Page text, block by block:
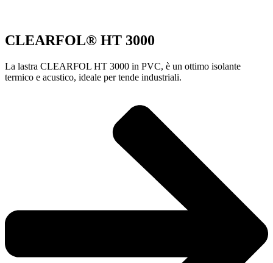
CLEARFOL® HT 3000
La lastra CLEARFOL HT 3000 in PVC, è un ottimo isolante
termico e acustico, ideale per tende industriali.